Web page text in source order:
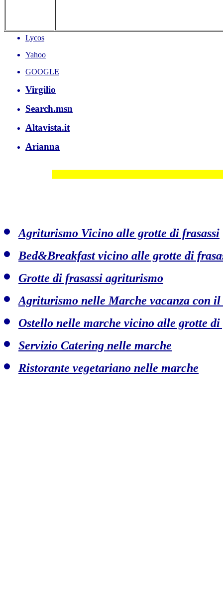
Lycos
Yahoo
GOOGLE
Virgilio
Search.msn
Altavista.it
Arianna
Agriturismo Vicino alle grotte di frasassi
Bed&Breakfast vicino alle grotte di
Grotte di frasassi agriturismo
Agriturismo nelle Marche vacanza con il
Ostello nelle marche vicino alle grotte di
Servizio Catering nelle marche
Ristorante vegetariano nelle marche